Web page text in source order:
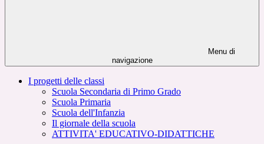
Menu di
navigazione
I progetti delle classi
Scuola Secondaria di Primo Grado
Scuola Primaria
Scuola dell'Infanzia
Il giornale della scuola
ATTIVITA' EDUCATIVO-DIDATTICHE